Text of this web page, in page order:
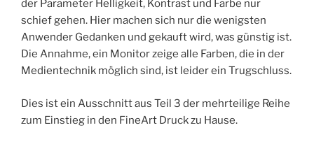
der Parameter Helligkeit, Kontrast und Farbe nur
schief gehen. Hier machen sich nur die wenigsten
Anwender Gedanken und gekauft wird, was günstig ist.
Die Annahme, ein Monitor zeige alle Farben, die in der
Medientechnik möglich sind, ist leider ein Trugschluss.
Dies ist ein Ausschnitt aus Teil 3 der mehrteilige Reihe
zum Einstieg in den FineArt Druck zu Hause.